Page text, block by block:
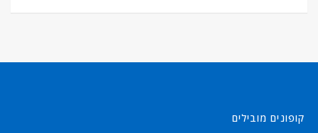
קופונים מובילים